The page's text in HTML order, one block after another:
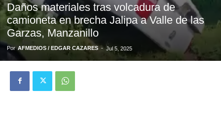
Daños materiales tras volcadura de
camioneta en brecha Jalipa a Valle de las
Garzas, Manzanillo
Por AFMEDIOS / EDGAR CAZARES - Jul 5, 2025